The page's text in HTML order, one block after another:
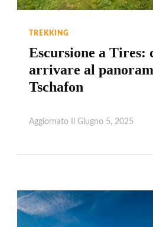
TREKKING
Escursione a Tires:
arrivare al
Tschafon
Aggiornato Il Giugno 5, 2025